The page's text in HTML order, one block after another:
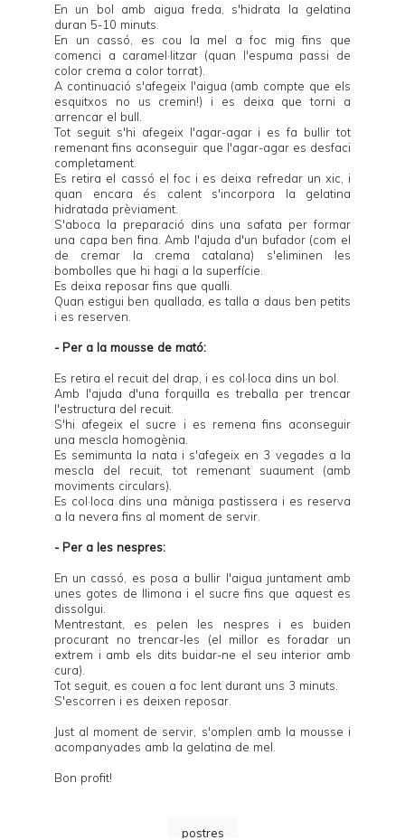
En un bol amb aigua freda, s'hidrata la gelatina
duran 5-10 minuts.
En un cassó, es cou la mel a foc mig fins que
comenci a caramel·litzar (quan l'espuma passi de
color crema a color torrat).
A continuació s'afegeix l'aigua (amb compte que els
esquitxos no us cremin!) i es deixa que torni a
arrencar el bull.
Tot seguit s'hi afegeix l'agar-agar i es fa bullir tot
remenant fins aconseguir que l'agar-agar es desfaci
completament.
Es retira el cassó el foc i es deixa refredar un xic, i
quan encara és calent s'incorpora la gelatina
hidratada prèviament.
S'aboca la preparació dins una safata per formar
una capa ben fina. Amb l'ajuda d'un bufador (com el
de cremar la crema catalana) s'eliminen les
bombolles que hi hagi a la superfície.
Es deixa reposar fins que qualli.
Quan estigui ben quallada, es talla a daus ben petits
i es reserven.
- Per a la mousse de mató:
Es retira el recuit del drap, i es col·loca dins un bol.
Amb l'ajuda d'una forquilla es treballa per trencar
l'estructura del recuit.
S'hi afegeix el sucre i es remena fins aconseguir
una mescla homogènia.
Es semimunta la nata i s'afegeix en 3 vegades a la
mescla del recuit, tot remenant suaument (amb
moviments circulars).
Es col·loca dins una màniga pastissera i es reserva
a la nevera fins al moment de servir.
- Per a les nespres:
En un cassó, es posa a bullir l'aigua juntament amb
unes gotes de llimona i el sucre fins que aquest es
dissolgui.
Mentrestant, es pelen les nespres i es buiden
procurant no trencar-les (el millor es foradar un
extrem i amb els dits buidar-ne el seu interior amb
cura).
Tot seguit, es couen a foc lent durant uns 3 minuts.
S'escorren i es deixen reposar.
Just al moment de servir, s'omplen amb la mousse i
acompanyades amb la gelatina de mel.
Bon profit!
postres